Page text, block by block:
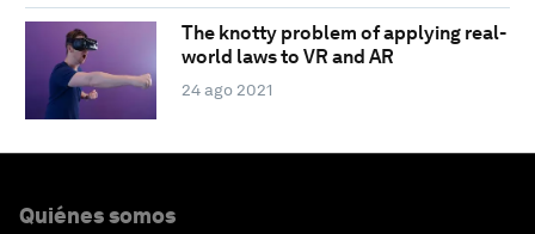
The knotty problem of applying real-
world laws to VR and AR
24 ago 2021
Quiénes somos